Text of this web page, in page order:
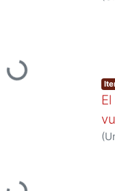
Loading...
(